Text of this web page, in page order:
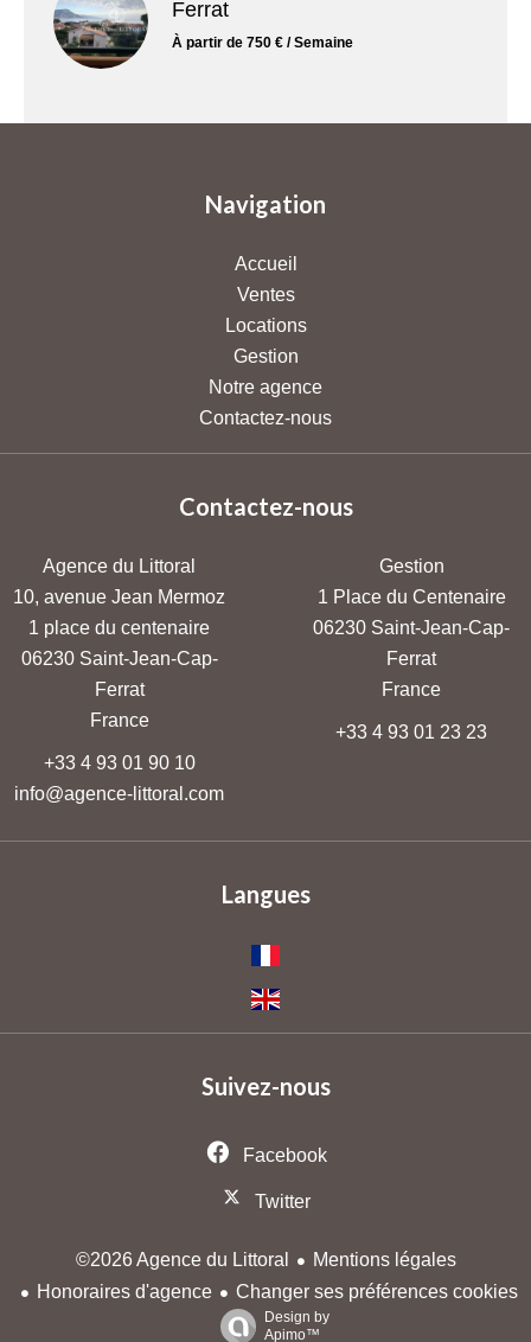
Ferrat
À partir de 750 € / Semaine
Navigation
Accueil
Ventes
Locations
Gestion
Notre agence
Contactez-nous
Contactez-nous
Agence du Littoral
10, avenue Jean Mermoz
1 place du centenaire
06230Saint-Jean-Cap-
Ferrat
France
+33 4 93 01 90 10
info@agence-littoral.com
Gestion
1 Place du Centenaire
06230 Saint-Jean-Cap-
Ferrat
France
+33 4 93 01 23 23
Langues
Suivez-nous
Facebook
Twitter
©2026 Agence du Littoral
Mentions légales
Honoraires d'agence
Changer ses préférences cookies
Design by
Apimo™